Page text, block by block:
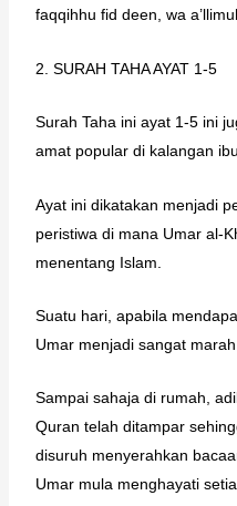
faqqihhu fid deen, wa
2. SURAH TAHA AYAT 1-5
Surah Taha ini ayat 1-5 ini
amat popular di kalangan
Ayat ini dikatakan menjadi
peristiwa di mana Umar al-
menentang Islam.
Suatu hari, apabila
Umar menjadi sangat
Sampai sahaja di rumah,
Quran telah ditampar
disuruh menyerahkan
Umar mula menghayati